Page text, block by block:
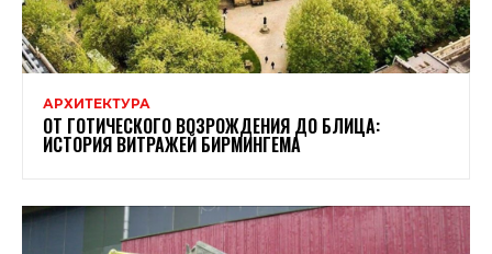
АРХИТЕКТУРА
ОТ ГОТИЧЕСКОГО ВОЗРОЖДЕНИЯ ДО БЛИЦА:
ИСТОРИЯ ВИТРАЖЕЙ БИРМИНГЕМА